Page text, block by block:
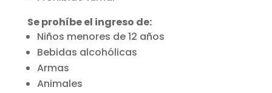
Se prohíbe el ingreso de:
Niños menores de 12 años
Bebidas alcohólicas
Armas
Animales